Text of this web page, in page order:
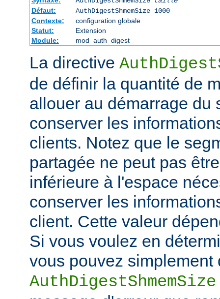
Défaut:
AuthDigestShmemSize 1000
Contexte:
configuration globale
Statut:
Extension
Module:
mod_auth_digest
La directive
de définir la quantité de
allouer au démarrage du
conserver les
clients. Notez que le
partagée ne peut pas
inférieure à l'espace
conserver les
client. Cette valeur
Si vous voulez en
vous pouvez simplement
AuthDigestShmemSize